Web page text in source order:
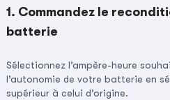
1. Commandez le
batterie
Sélectionnez l’ampère-heure
l’autonomie de votre batterie en
supérieur à celui d’origine.